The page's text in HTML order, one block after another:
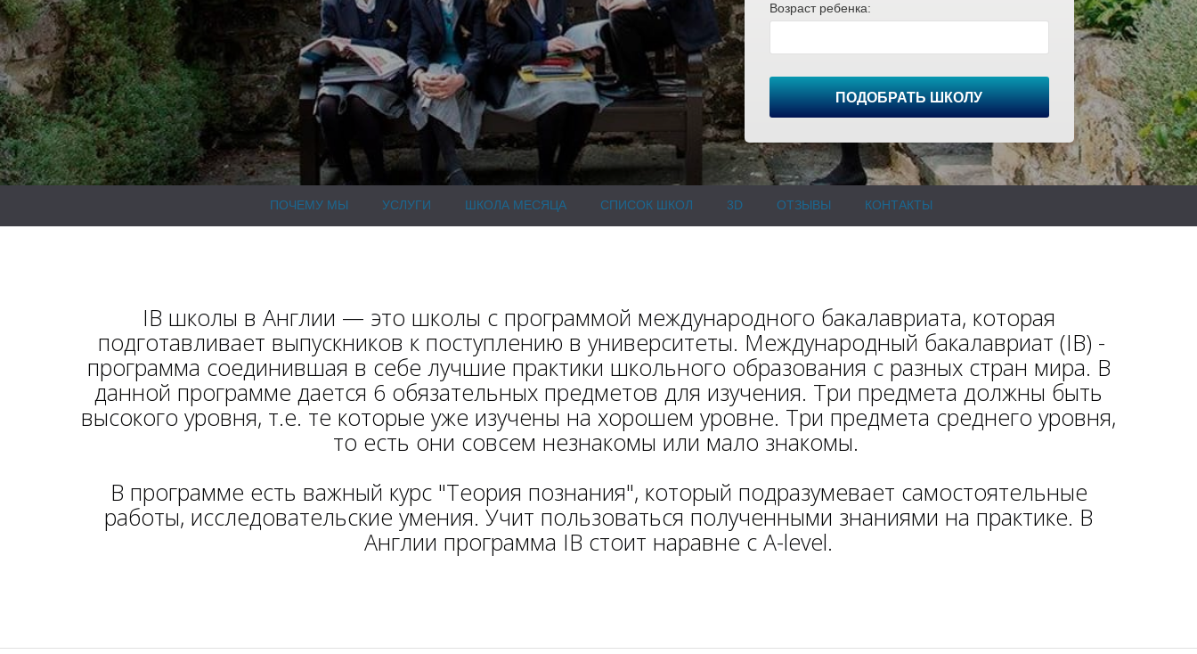
Возраст ребенка:
ПОДОБРАТЬ ШКОЛУ
ПОЧЕМУ МЫ УСЛУГИ ШКОЛА МЕСЯЦА СПИСОК ШКОЛ 3D ОТЗЫВЫ КОНТАКТЫ
IB школы в Англии — это школы с программой международного бакалавриата, которая
подготавливает выпускников к поступлению в университеты. Международный бакалавриат (IB) -
программа соединившая в себе лучшие практики школьного образования с разных стран мира. В
данной программе дается 6 обязательных предметов для изучения. Три предмета должны быть
высокого уровня, т.е. те которые уже изучены на хорошем уровне. Три предмета среднего уровня,
то есть они совсем незнакомы или мало знакомы.
В программе есть важный курс "Теория познания", который подразумевает самостоятельные
работы, исследовательские умения. Учит пользоваться полученными знаниями на практике. В
Англии программа IB стоит наравне с A-level.